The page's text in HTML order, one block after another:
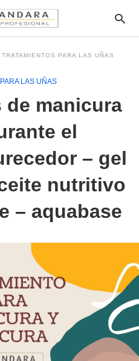
TRATAMIENTOS PARA LAS UÑAS
LAS UÑAS
de manicura
el
– gel
nutritivo
– aquabase